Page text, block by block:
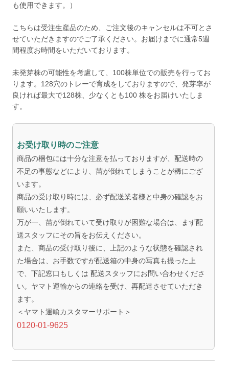
も使用できます。）
こちらは受注生産品のため、ご注文後のキャンセルは不可とさ
せていただきますのでご了承ください。お届けまでに通常5週
間程度お時間をいただいております。
未発芽株の可能性を考慮して、100株単位での販売を行ってお
ります。128穴のトレーで育成をしておりますので、発芽率が
良ければ最大で128株、少なくとも100 株をお届けいたしま
す。
お受け取り時のご注意
商品の梱包には十分な注意を払っておりますが、配送時の
不足の事態などにより、苗が倒れてしまうことが稀にござ
います。
商品の受け取り時には、必ず配送業者様と中身の確認をお
願いいたします。
万が一、苗が倒れていて受け取りが困難な場合は、まず配
送スタッフにその旨をお伝えください。
また、商品の受け取り後に、上記のような状態を確認され
た場合は、お手数ですが配送箱の中身の写真も撮った上
で、下記窓口もしくは 配送スタッフにお問い合わせくださ
い。ヤマト運輸からの連絡を受け、再配達させていただき
ます。
＜ヤマト運輸カスタマーサポート＞
0120-01-9625